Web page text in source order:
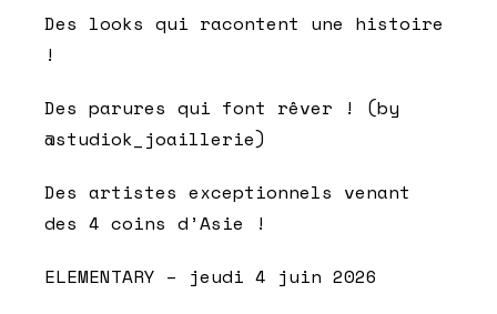
Des looks qui racontent une histoire
!
Des parures qui font rêver ! (by
@studiok_joaillerie)
Des artistes exceptionnels venant
des 4 coins d’Asie !
ELEMENTARY – jeudi 4 juin 2026